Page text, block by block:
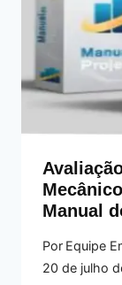
Manual
Por Equipe
20 de julho